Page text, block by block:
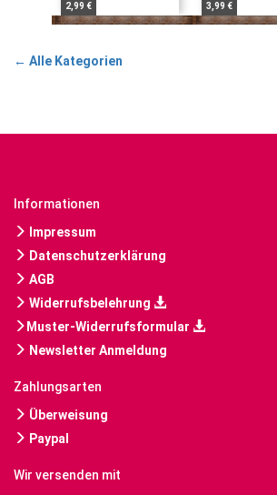
2,99 € 3,99 €
← Alle Kategorien
Informationen
Impressum
Datenschutzerklärung
AGB
Widerrufsbelehrung
Muster-Widerrufsformular
Newsletter Anmeldung
Zahlungsarten
Überweisung
Paypal
Wir versenden mit